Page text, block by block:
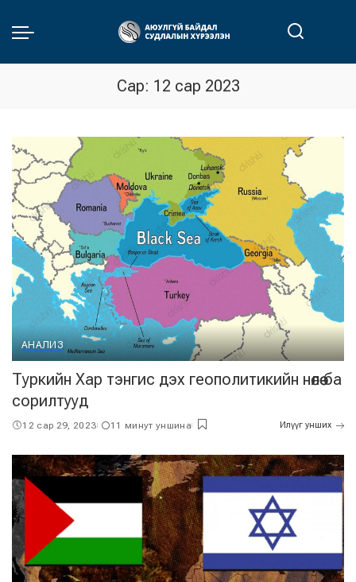
Сар: 12 сар 2023
АНАЛИЗ
Туркийн Хар тэнгис дэх геополитикийн нөлөө ба
сорилтууд
12 сар 29, 2023 11 минут уншина Илүүг унших